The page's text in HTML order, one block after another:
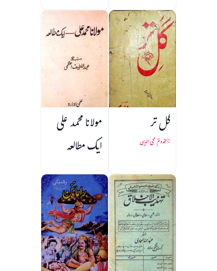
گل تر
مخدومؔ محی الدین
مولانا محمد علی
ایک مطالعہ